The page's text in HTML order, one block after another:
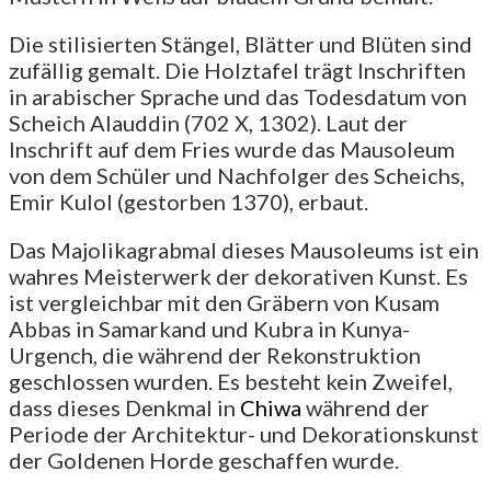
Die stilisierten Stängel, Blätter und Blüten sind
zufällig gemalt. Die Holztafel trägt Inschriften
in arabischer Sprache und das Todesdatum von
Scheich Alauddin (702 X, 1302). Laut der
Inschrift auf dem Fries wurde das Mausoleum
von dem Schüler und Nachfolger des Scheichs,
Emir Kulol (gestorben 1370), erbaut.
Das Majolikagrabmal dieses Mausoleums ist ein
wahres Meisterwerk der dekorativen Kunst. Es
ist vergleichbar mit den Gräbern von Kusam
Abbas in Samarkand und Kubra in Kunya-
Urgench, die während der Rekonstruktion
geschlossen wurden. Es besteht kein Zweifel,
dass dieses Denkmal in Chiwa während der
Periode der Architektur- und Dekorationskunst
der Goldenen Horde geschaffen wurde.